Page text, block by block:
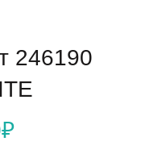
246190
₽Текущая